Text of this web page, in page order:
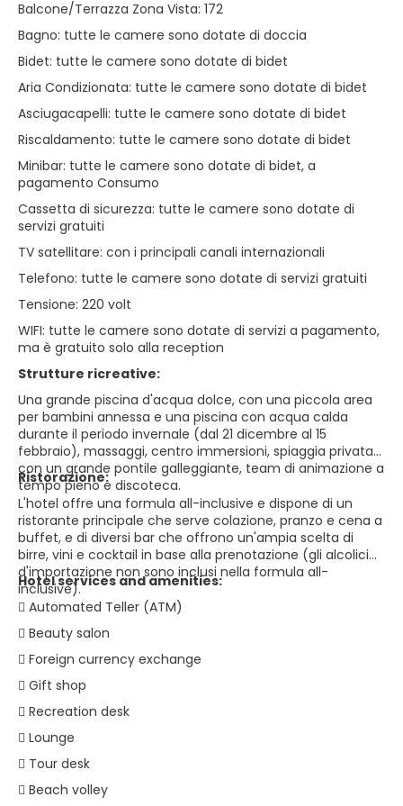
Balcone/Terrazza Zona Vista: 172
Bagno: tutte le camere sono dotate di doccia
Bidet: tutte le camere sono dotate di bidet
Aria Condizionata: tutte le camere sono dotate di bidet
Asciugacapelli: tutte le camere sono dotate di bidet
Riscaldamento: tutte le camere sono dotate di bidet
Minibar: tutte le camere sono dotate di bidet, a
pagamento Consumo
Cassetta di sicurezza: tutte le camere sono dotate di
servizi gratuiti
TV satellitare: con i principali canali internazionali
Telefono: tutte le camere sono dotate di servizi gratuiti
Tensione: 220 volt
WIFI: tutte le camere sono dotate di servizi a pagamento,
ma è gratuito solo alla reception
Strutture ricreative:
Una grande piscina d'acqua dolce, con una piccola area
per bambini annessa e una piscina con acqua calda
durante il periodo invernale (dal 21 dicembre al 15
febbraio), massaggi, centro immersioni, spiaggia privata
con un grande pontile galleggiante, team di animazione a
tempo pieno e discoteca.
Ristorazione:
L'hotel offre una formula all-inclusive e dispone di un
ristorante principale che serve colazione, pranzo e cena a
buffet, e di diversi bar che offrono un'ampia scelta di
birre, vini e cocktail in base alla prenotazione (gli alcolici
d'importazione non sono inclusi nella formula all-
inclusive).
Hotel services and amenities:
 Automated Teller (ATM)
 Beauty salon
 Foreign currency exchange
 Gift shop
 Recreation desk
 Lounge
 Tour desk
 Beach volley